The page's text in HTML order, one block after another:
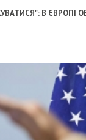
В ЄВРОПІ